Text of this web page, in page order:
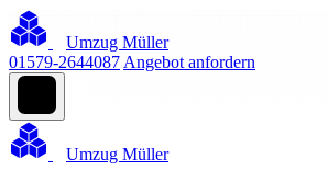
Umzug Müller
01579-2644087 Angebot anfordern
Umzug Müller